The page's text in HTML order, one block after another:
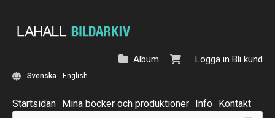
Logga in Bli kund
Album
Svenska English
Startsidan Mina böcker och produktioner Info Kontakt